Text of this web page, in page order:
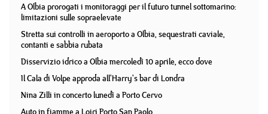
A Olbia prorogati i monitoraggi per il futuro tunnel sottomarino:
limitazioni sulle sopraelevate
Stretta sui controlli in aeroporto a Olbia, sequestrati caviale,
contanti e sabbia rubata
Disservizio idrico a Olbia mercoledì 10 aprile, ecco dove
Il Cala di Volpe approda all'Harry's bar di Londra
Nina Zilli in concerto lunedì a Porto Cervo
Auto in fiamme a Loiri Porto San Paolo